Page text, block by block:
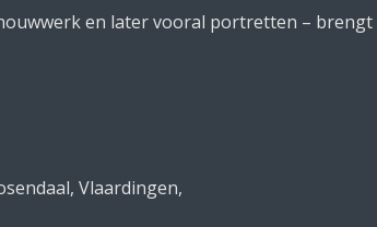
en later vooral portretten –
Vlaardingen,